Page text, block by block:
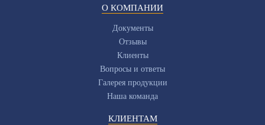
О КОМПАНИИ
Документы
Отзывы
Клиенты
Вопросы и ответы
Галерея продукции
Наша команда
КЛИЕНТАМ